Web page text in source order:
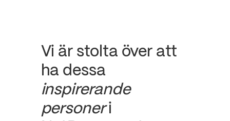
Vi är stolta över att
ha dessa
inspirerande
personeri